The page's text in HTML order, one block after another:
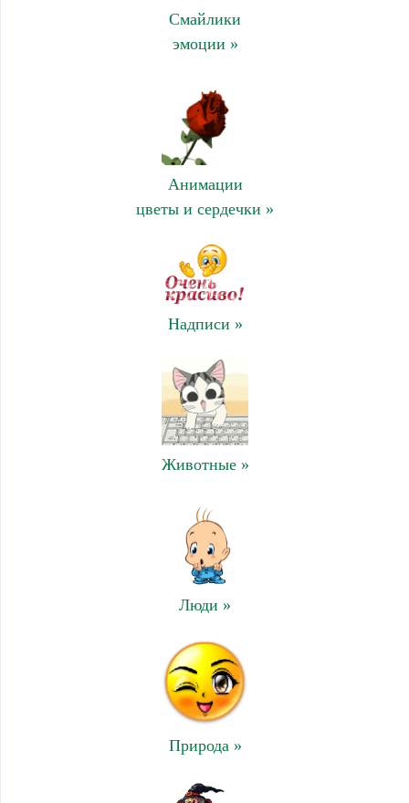
Смайлики
эмоции »
Анимации
цветы и сердечки »
Надписи »
Животные »
Люди »
Природа »